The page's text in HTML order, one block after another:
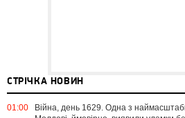
СТРІЧКА НОВИН
01:00
Війна, день 1629. Одна з